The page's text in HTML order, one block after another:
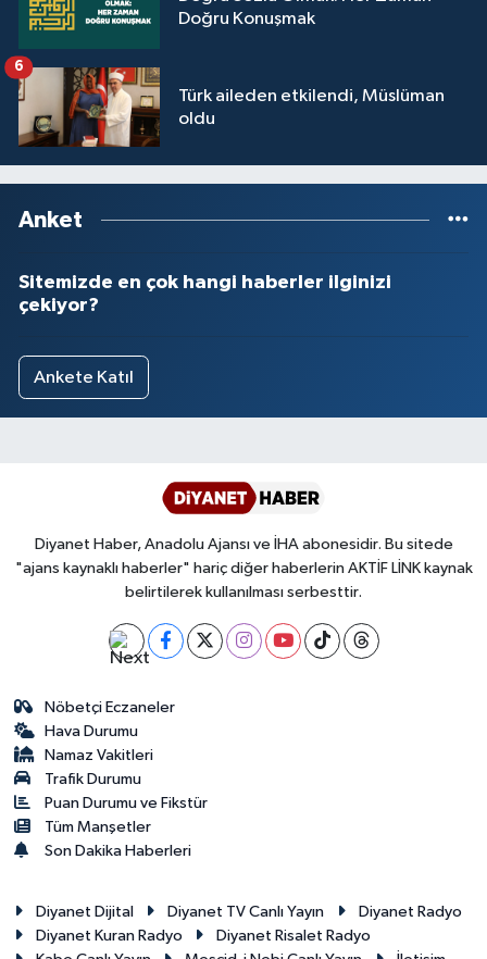
Doğru Konuşmak
Türk aileden etkilendi, Müslüman
oldu
6
Anket
Sitemizde en çok hangi haberler ilginizi
çekiyor?
Ankete Katıl
Diyanet Haber, Anadolu Ajansı ve İHA abonesidir. Bu sitede
"ajans kaynaklı haberler" hariç diğer haberlerin AKTİF LİNK kaynak
belirtilerek kullanılması serbesttir.
Nöbetçi Eczaneler
Hava Durumu
Namaz Vakitleri
Trafik Durumu
Puan Durumu ve Fikstür
Tüm Manşetler
Son Dakika Haberleri
Diyanet Dijital Diyanet TV Canlı Yayın
Diyanet Radyo
Diyanet Kuran Radyo
Diyanet Risalet Radyo